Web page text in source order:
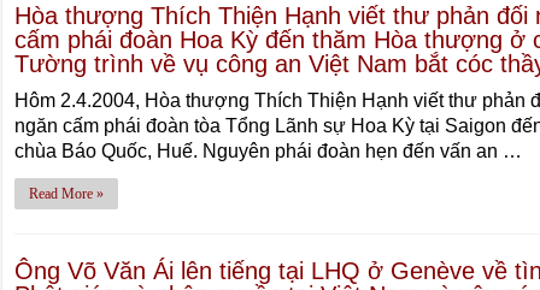
Hòa thượng Thích Thiện Hạnh viết thư phản đối
cấm phái đoàn Hoa Kỳ đến thăm Hòa thượng ở
Tường trình về vụ công an Việt Nam bắt cóc
Hôm 2.4.2004, Hòa thượng Thích Thiện Hạnh viết thư phản
ngăn cấm phái đoàn tòa Tổng Lãnh sự Hoa Kỳ tại Saigon
chùa Báo Quốc, Huế. Nguyên phái đoàn hẹn đến vấn an …
Read More »
Ông Võ Văn Ái lên tiếng tại LHQ ở Genève về